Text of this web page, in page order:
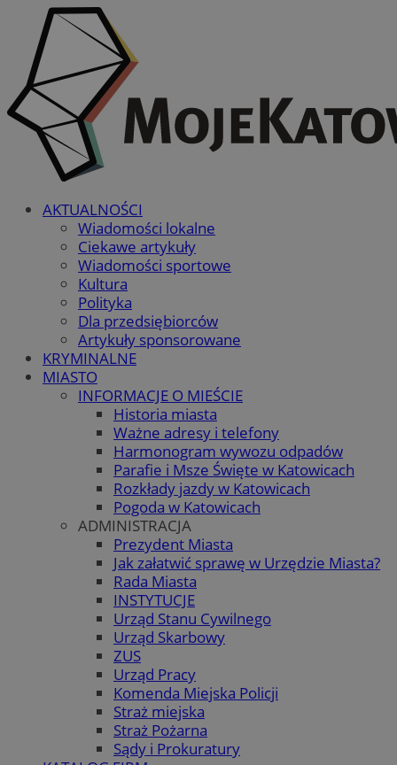
AKTUALNOŚCI
Wiadomości lokalne
Ciekawe artykuły
Wiadomości sportowe
Kultura
Polityka
Dla przedsiębiorców
Artykuły sponsorowane
KRYMINALNE
MIASTO
INFORMACJE O MIEŚCIE
Historia miasta
Ważne adresy i telefony
Harmonogram wywozu odpadów
Parafie i Msze Święte w Katowicach
Rozkłady jazdy w Katowicach
Pogoda w Katowicach
ADMINISTRACJA
Prezydent Miasta
Jak załatwić sprawę w Urzędzie Miasta?
Rada Miasta
INSTYTUCJE
Urząd Stanu Cywilnego
Urząd Skarbowy
ZUS
Urząd Pracy
Komenda Miejska Policji
Straż miejska
Straż Pożarna
Sądy i Prokuratury